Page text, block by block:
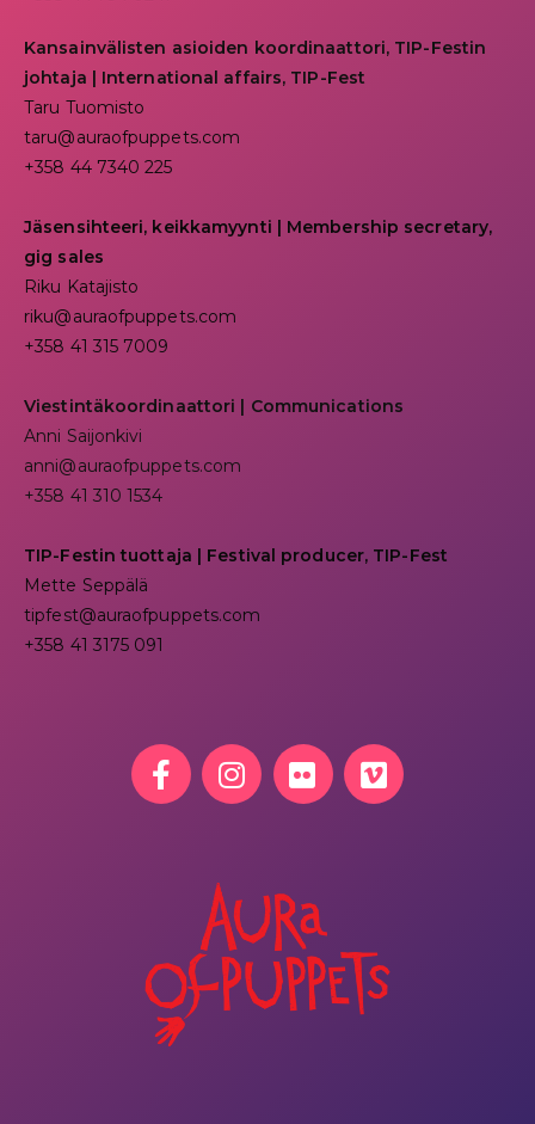
Kansainvälisten asioiden koordinaattori, TIP-Festin
johtaja | International affairs, TIP-Fest
Taru Tuomisto
taru@auraofpuppets.com
+358 44 7340 225
Jäsensihteeri, keikkamyynti | Membership secretary,
gig sales
Riku Katajisto
riku@auraofpuppets.com
+358 41 315 7009
Viestintäkoordinaattori | Communications
Anni Saijonkivi
anni@auraofpuppets.com
+358 41 310 1534
TIP-Festin tuottaja | Festival producer, TIP-Fest
Mette Seppälä
tipfest@auraofpuppets.com
+358 41 3175 091